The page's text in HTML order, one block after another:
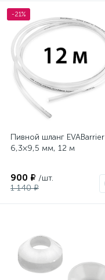
-21%
Пивной шланг EVABarrier
6,3×9,5 мм, 12 м
900 ₽ /шт.
1 140 ₽